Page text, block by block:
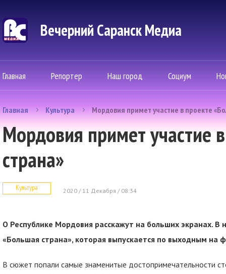
Вечерний Саранск Mедиа
Главная Репортер Наш город Социум
Главная Культура Мордовия примет участие в проекте
Мордовия примет участие
страна»
Культура 2020 / 11 Декабря / 08:34
О Республике Мордовия расскажут на больших экранах. В
«Большая страна», которая выпускается по выходным на
В сюжет попали самые знаменитые достопримечательности